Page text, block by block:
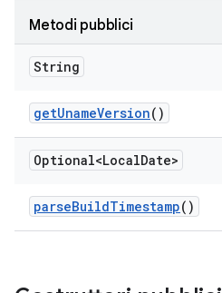
Metodi pubblici
String
getUnameVersion()
Optional<LocalDate>
parseBuildTimestamp()